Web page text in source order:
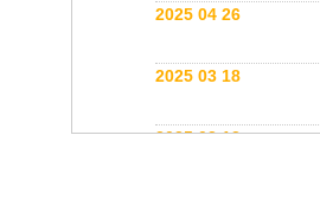
2025 04 26
2025 03 18
2025 03 12